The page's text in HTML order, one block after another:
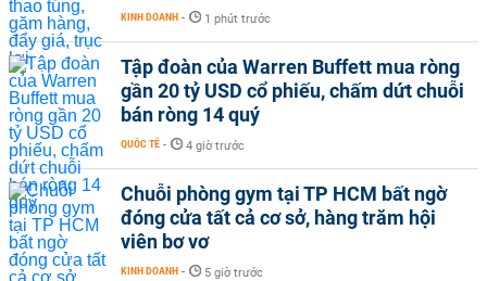
KINH DOANH - 1 phút trước
Tập đoàn của Warren Buffett mua ròng
gần 20 tỷ USD cổ phiếu, chấm dứt chuỗi
bán ròng 14 quý
QUỐC TẾ - 4 giờ trước
Chuỗi phòng gym tại TP HCM bất ngờ
đóng cửa tất cả cơ sở, hàng trăm hội
viên bơ vơ
KINH DOANH - 5 giờ trước